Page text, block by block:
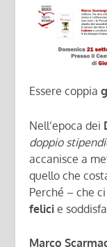
Essere coppia
Nell’epoca dei
doppio
accanisce a
quello che
Perché – che
felici e
Marco